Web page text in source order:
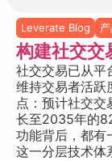
Leverate Blog
构建社交交
社交交易已从平
维持交易者活跃
点：预计社交
长至2035年的
功能背后，都
这一分层技术体